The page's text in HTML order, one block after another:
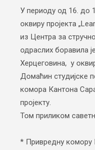
У периоду од 16. до
оквиру пројекта
из Центра за
одраслих боравила
Херцеговина, у
Домаћин студијске
комора Кантона
пројекту.
Том приликом
* Привредну комору